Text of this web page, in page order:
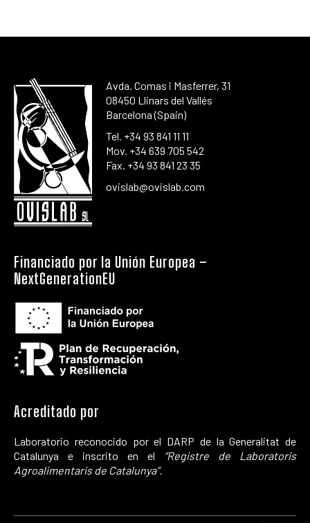
Avda. Comas i Masferrer, 31
08450 Llinars del Vallés
Barcelona (Spain)
Tel. +34 93 841 11 11
Mov. +34 639 705 542
Fax. +34 93 841 23 35
ovislab@ovislab.com
Financiado por la Unión Europea –
NextGenerationEU
Acreditado por
Laboratorio reconocido por el DARP de la Generalitat de
Catalunya e inscrito en el
“Registre de Laboratoris
Agroalimentaris de Catalunya”.